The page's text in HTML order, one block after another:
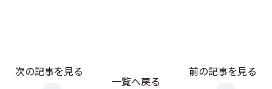
次の記事を見る
一覧へ戻る
前の記事を見る